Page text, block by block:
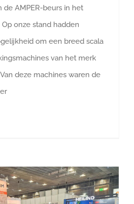
de AMPER-beurs in het
onze stand hadden
om een breed scala
van het merk
deze machines waren de